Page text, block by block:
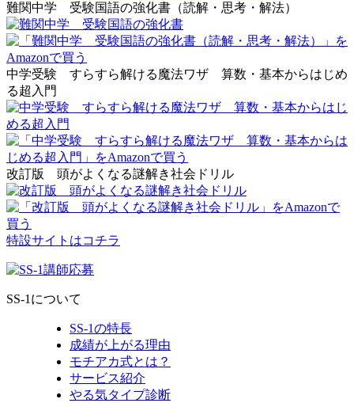
難関中学 受験国語の強化書（読解・思考・解法）
中学受験 すらすら解ける魔法ワザ 算数・基本からはじめ
る超入門
改訂版 頭がよくなる謎解き社会ドリル
特設サイトはコチラ
SS-1について
SS-1の特長
成績が上がる理由
モチアカ式とは？
サービス紹介
やる気タイプ診断